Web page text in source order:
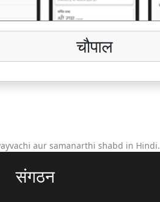
चौपाल
aur samanarthi shabd in Hindi.
संगठन